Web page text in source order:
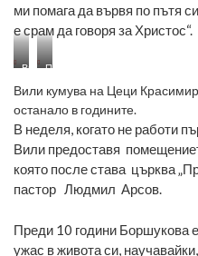
ми помага да вървя по пътя
е срам да говоря за Христос“.
Вили
на
Цеци
Красимирова.
Приятелство
и
останало
в
годините.
Вили кумува на Цеци
останало в годините.
В неделя, когато не работи
Вили предоставя
която после става църква
пастор Людмил Арсов.
Преди 10 години Боршукова
ужас в живота си,